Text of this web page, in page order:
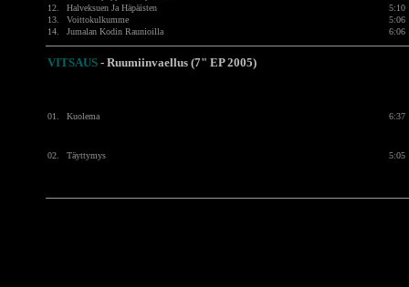
12.
Halveksuen Ja Häpäisten
5:10
13.
Voittokulkumme
5:06
14.
Jumalan Kodin Raunioilla 6:06
VITSAUS - Ruumiinvaellus (7" EP 2005)
01. Kuolema 6:37
02. Täyttymys 5:05